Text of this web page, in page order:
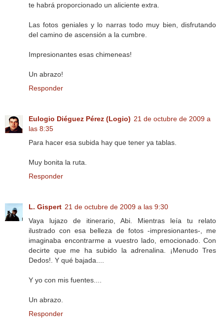
te habrá proporcionado un aliciente extra.
Las fotos geniales y lo narras todo muy bien, disfrutando
del camino de ascensión a la cumbre.
Impresionantes esas chimeneas!
Un abrazo!
Responder
Eulogio Diéguez Pérez (Logio) 21 de octubre de 2009 a
las 8:35
Para hacer esa subida hay que tener ya tablas.
Muy bonita la ruta.
Responder
L. Gispert 21 de octubre de 2009 a las 9:30
Vaya lujazo de itinerario, Abi. Mientras leía tu relato
ilustrado con esa belleza de fotos -impresionantes-, me
imaginaba encontrarme a vuestro lado, emocionado. Con
decirte que me ha subido la adrenalina. ¡Menudo Tres
Dedos!. Y qué bajada....
Y yo con mis fuentes....
Un abrazo.
Responder